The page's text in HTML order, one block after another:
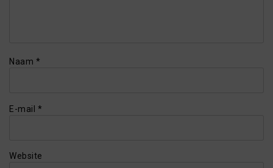
Naam *
E-mail *
Website